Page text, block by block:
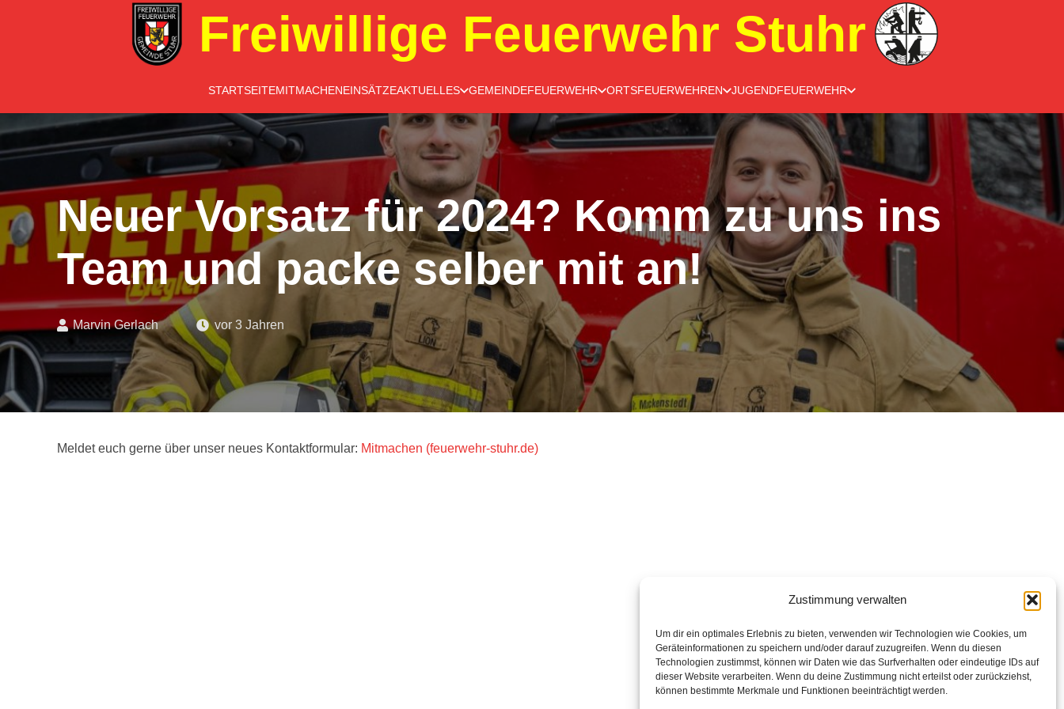
Zustimmung verwalten
Um dir ein optimales Erlebnis zu bieten, verwenden wir Technologien wie Cookies, um
Geräteinformationen zu speichern und/oder darauf zuzugreifen. Wenn du diesen
Technologien zustimmst, können wir Daten wie das Surfverhalten oder eindeutige IDs auf
dieser Website verarbeiten. Wenn du deine Zustimmung nicht erteilst oder zurückziehst,
können bestimmte Merkmale und Funktionen beeinträchtigt werden.
Freiwillige Feuerwehr Stuhr
STARTSEITEMITMACHENEINSÄTZEAKTUELLES GEMEINDEFEUERWEHR ORTSFEUERWEHREN JUGENDFEUERWEHR
Neuer Vorsatz für 2024? Komm zu uns ins
Team und packe selber mit an!
Marvin Gerlach vor 3 Jahren
Meldet euch gerne über unser neues Kontaktformular: Mitmachen (feuerwehr-stuhr.de)